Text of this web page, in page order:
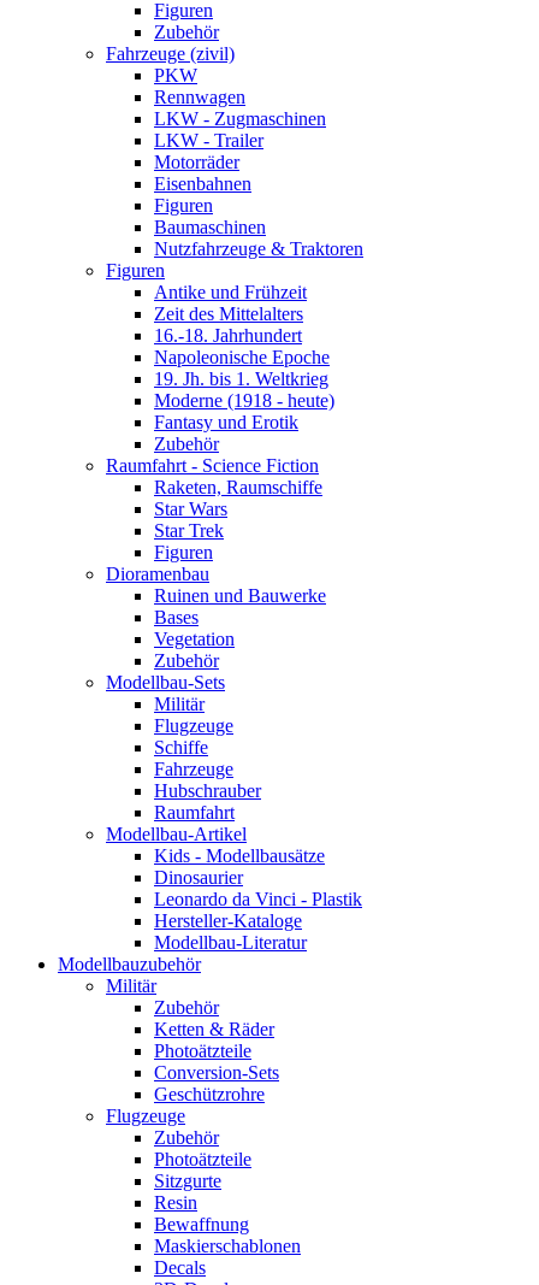
Figuren
Zubehör
Fahrzeuge (zivil)
PKW
Rennwagen
LKW - Zugmaschinen
LKW - Trailer
Motorräder
Eisenbahnen
Figuren
Baumaschinen
Nutzfahrzeuge & Traktoren
Figuren
Antike und Frühzeit
Zeit des Mittelalters
16.-18. Jahrhundert
Napoleonische Epoche
19. Jh. bis 1. Weltkrieg
Moderne (1918 - heute)
Fantasy und Erotik
Zubehör
Raumfahrt - Science Fiction
Raketen, Raumschiffe
Star Wars
Star Trek
Figuren
Dioramenbau
Ruinen und Bauwerke
Bases
Vegetation
Zubehör
Modellbau-Sets
Militär
Flugzeuge
Schiffe
Fahrzeuge
Hubschrauber
Raumfahrt
Modellbau-Artikel
Kids - Modellbausätze
Dinosaurier
Leonardo da Vinci - Plastik
Hersteller-Kataloge
Modellbau-Literatur
Modellbauzubehör
Militär
Zubehör
Ketten & Räder
Photoätzteile
Conversion-Sets
Geschützrohre
Flugzeuge
Zubehör
Photoätzteile
Sitzgurte
Resin
Bewaffnung
Maskierschablonen
Decals